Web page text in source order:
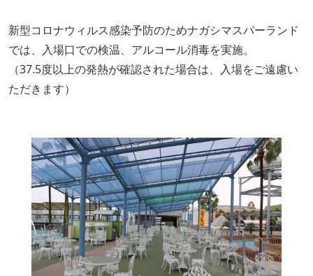
新型コロナウィルス感染予防のためナガシマスパーランド
では、入場口での検温、アルコール消毒を実施。
（37.5度以上の発熱が確認された場合は、入場をご遠慮い
ただきます）